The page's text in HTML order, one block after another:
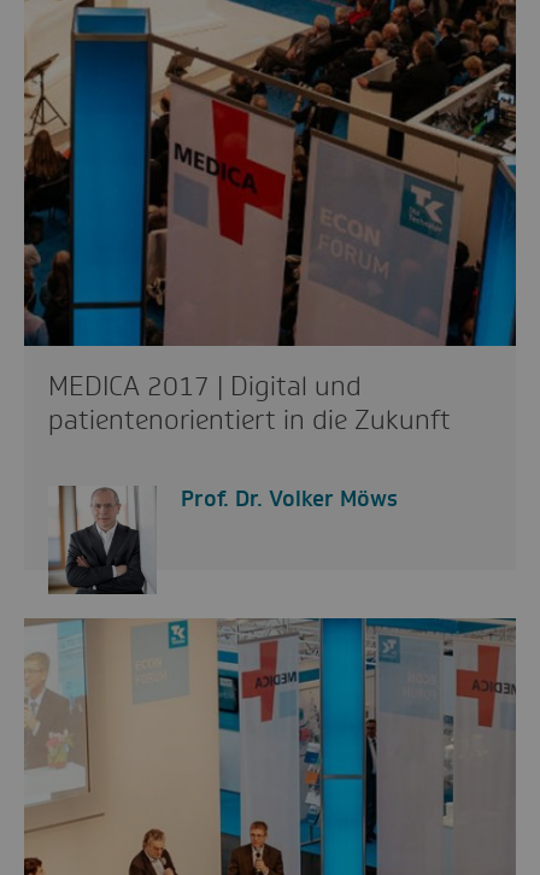
MEDICA 2017 | Digital und
patientenorientiert in die Zukunft
Prof. Dr. Volker Möws